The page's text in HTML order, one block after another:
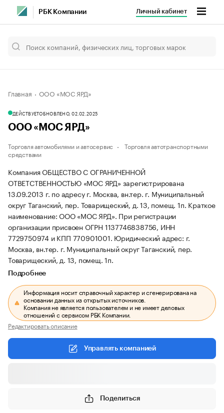
РБК Компании Личный кабинет
Главная ООО «МОС ЯРД»
ДЕЙСТВУЕТОБНОВЛЕНО, 02.02.2025
ООО «МОС ЯРД»
Торговля автомобилями и автосервис
Торговля автотранспортными
средствами
Компания ОБЩЕСТВО С ОГРАНИЧЕННОЙ
ОТВЕТСТВЕННОСТЬЮ «МОС ЯРД» зарегистрирована
13.09.2013 г. по адресу г. Москва, вн.тер. г. Муниципальный
округ Таганский, пер. Товарищеский, д. 13, помещ. 1п. Краткое
наименование: ООО «МОС ЯРД». При регистрации
организации присвоен ОГРН 1137746838756, ИНН
7729750974 и КПП 770901001. Юридический адрес: г.
Москва, вн.тер. г. Муниципальный округ Таганский, пер.
Товарищеский, д. 13, помещ. 1п.
Подробнее
Информация носит справочный характер и сгенерирована на
основании данных из открытых источников.
Компания не является пользователем и не имеет деловых
отношений с сервисом РБК Компании.
Редактировать описание
Управлять компанией
Поделиться